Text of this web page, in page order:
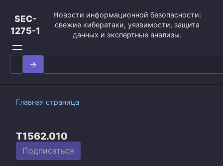
контенту
SEC-
1275-1
Новости информационной безопасности:
свежие кибератаки, уязвимости, защита
данных и экспертные анализы.
Search
for:
Главная страница
T1562.010
Подписаться